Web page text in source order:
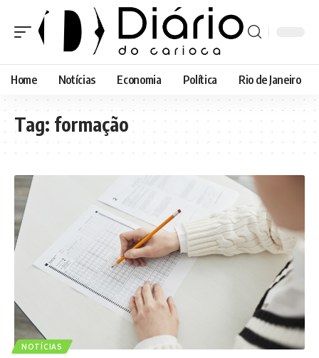
Home Notícias Economia Política Rio de Janeiro
Tag: formação
NOTÍCIAS